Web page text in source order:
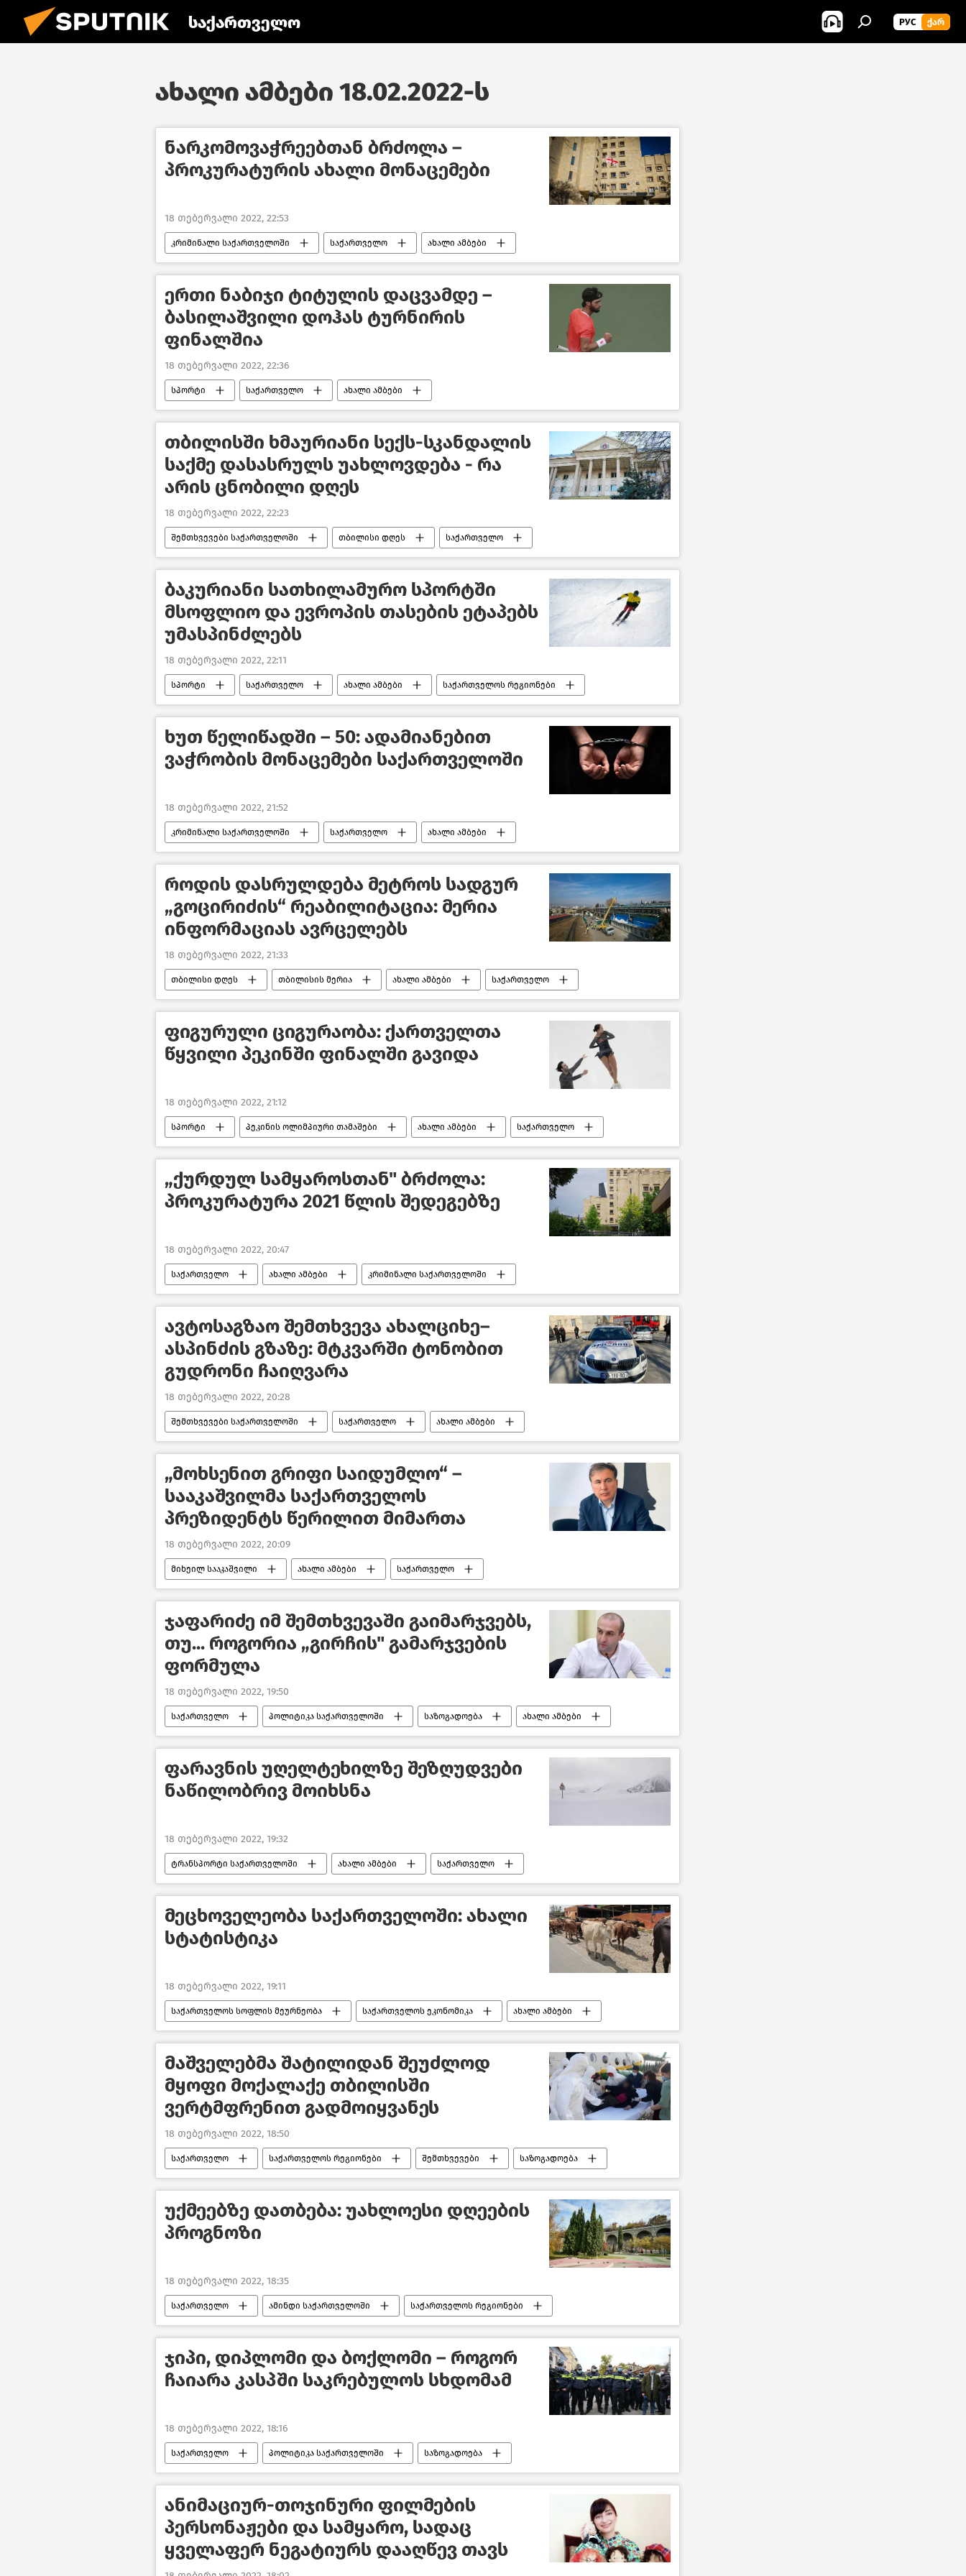
საქართველო РУС ᲥᲐᲠ
ახალი ამბები 18.02.2022-ს
ნარკომოვაჭრეებთან ბრძოლა –
პროკურატურის ახალი მონაცემები
18 თებერვალი 2022, 22:53
კრიმინალი საქართველოში საქართველო ახალი ამბები
ერთი ნაბიჯი ტიტულის დაცვამდე –
ბასილაშვილი დოჰას ტურნირის
ფინალშია
18 თებერვალი 2022, 22:36
სპორტი საქართველო ახალი ამბები
თბილისში ხმაურიანი სექს-სკანდალის
საქმე დასასრულს უახლოვდება - რა
არის ცნობილი დღეს
18 თებერვალი 2022, 22:23
შემთხვევები საქართველოში თბილისი დღეს საქართველო
ახალი ამბები
ბაკურიანი სათხილამურო სპორტში
მსოფლიო და ევროპის თასების ეტაპებს
უმასპინძლებს
18 თებერვალი 2022, 22:11
სპორტი საქართველო ახალი ამბები საქართველოს რეგიონები
საქართველოს ზამთრის კურორტები
ხუთ წელიწადში – 50: ადამიანებით
ვაჭრობის მონაცემები საქართველოში
18 თებერვალი 2022, 21:52
კრიმინალი საქართველოში საქართველო ახალი ამბები
შემთხვევები საქართველოში
როდის დასრულდება მეტროს სადგურ
„გოცირიძის“ რეაბილიტაცია: მერია
ინფორმაციას ავრცელებს
18 თებერვალი 2022, 21:33
თბილისი დღეს თბილისის მერია ახალი ამბები საქართველო
ფიგურული ციგურაობა: ქართველთა
წყვილი პეკინში ფინალში გავიდა
18 თებერვალი 2022, 21:12
სპორტი პეკინის ოლიმპიური თამაშები ახალი ამბები საქართველო
„ქურდულ სამყაროსთან" ბრძოლა:
პროკურატურა 2021 წლის შედეგებზე
18 თებერვალი 2022, 20:47
საქართველო ახალი ამბები კრიმინალი საქართველოში
შემთხვევები საქართველოში
ავტოსაგზაო შემთხვევა ახალციხე–
ასპინძის გზაზე: მტკვარში ტონობით
გუდრონი ჩაიღვარა
18 თებერვალი 2022, 20:28
შემთხვევები საქართველოში საქართველო ახალი ამბები
გარემოს დაცვა და ეკოლოგია
„მოხსენით გრიფი საიდუმლო“ –
სააკაშვილმა საქართველოს
პრეზიდენტს წერილით მიმართა
18 თებერვალი 2022, 20:09
მიხეილ სააკაშვილი ახალი ამბები საქართველო
პოლიტიკა საქართველოში გახმაურებული სასამართლო პროცესები
ჯაფარიძე იმ შემთხვევაში გაიმარჯვებს,
თუ... როგორია „გირჩის" გამარჯვების
ფორმულა
18 თებერვალი 2022, 19:50
საქართველო პოლიტიკა საქართველოში საზოგადოება ახალი ამბები
ფარავნის უღელტეხილზე შეზღუდვები
ნაწილობრივ მოიხსნა
18 თებერვალი 2022, 19:32
ტრანსპორტი საქართველოში ახალი ამბები საქართველო
ამინდი საქართველოში
მეცხოველეობა საქართველოში: ახალი
სტატისტიკა
18 თებერვალი 2022, 19:11
საქართველოს სოფლის მეურნეობა საქართველოს ეკონომიკა ახალი ამბები
მაშველებმა შატილიდან შეუძლოდ
მყოფი მოქალაქე თბილისში
ვერტმფრენით გადმოიყვანეს
18 თებერვალი 2022, 18:50
საქართველო საქართველოს რეგიონები შემთხვევები საზოგადოება
უქმეებზე დათბება: უახლოესი დღეების
პროგნოზი
18 თებერვალი 2022, 18:35
საქართველო ამინდი საქართველოში საქართველოს რეგიონები
საზოგადოება
ჯიპი, დიპლომი და ბოქლომი – როგორ
ჩაიარა კასპში საკრებულოს სხდომამ
18 თებერვალი 2022, 18:16
საქართველო პოლიტიკა საქართველოში საზოგადოება
საქართველოს რეგიონები ახალი ამბები
ანიმაციურ-თოჯინური ფილმების
პერსონაჟები და სამყარო, სადაც
ყველაფერ ნეგატიურს დააღწევ თავს